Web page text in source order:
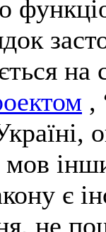
на
,
мов
є
не